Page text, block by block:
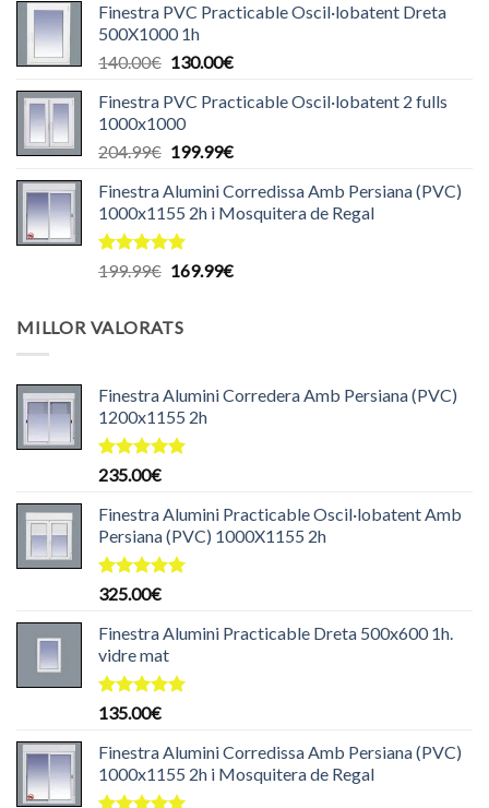
original
era:
140.00€.
actual
135.00€.
Finestra PVC Practicable Oscil·lobatent Dreta
500X1000 1h
140.00€ El
original
era:
140.00€.
130.00€El
actual
130.00€.
Finestra PVC Practicable Oscil·lobatent 2 fulls
1000x1000
204.99€ El
original
era:
204.99€.
199.99€El
actual
és:
Finestra Alumini Corredissa Amb Persiana (PVC)
1000x1155 2h i Mosquitera de Regal
Puntuat
199.99€ El
era:
169.99€El
MILLOR VALORATS
Finestra Alumini Corredera Amb Persiana (PVC)
1200x1155 2h
Puntuat
de 5
235.00€
Finestra Alumini Practicable Oscil·lobatent Amb
Persiana (PVC) 1000X1155 2h
Puntuat
de 5
325.00€
Finestra Alumini Practicable Dreta 500x600 1h.
vidre mat
Puntuat
de 5
135.00€
Finestra Alumini Corredissa Amb Persiana (PVC)
1000x1155 2h i Mosquitera de Regal